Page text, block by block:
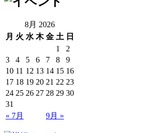
8月 2026
月 火 水 木 金 土 日
1
2
3
4 5 6 7 8
9
10 11 12 13 14 15 16
17 18 19 20 21 22 23
24 25 26 27 28 29 30
31
« 7月
9月 »